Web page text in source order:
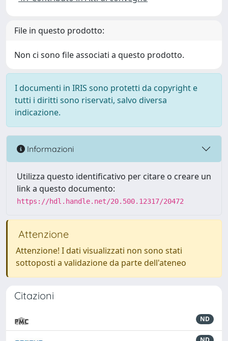
File in questo prodotto:
Non ci sono file associati a questo prodotto.
I documenti in IRIS sono protetti da copyright e
tutti i diritti sono riservati, salvo diversa
indicazione.
Informazioni
Utilizza questo identificativo per citare o creare un
link a questo documento:
https://hdl.handle.net/20.500.12317/20472
Attenzione
Attenzione! I dati visualizzati non sono stati
sottoposti a validazione da parte dell'ateneo
Citazioni
ND